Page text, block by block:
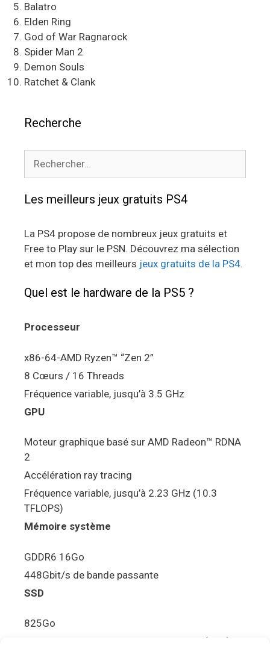
Balatro
Elden Ring
God of War Ragnarock
Spider Man 2
Demon Souls
Ratchet & Clank
Recherche
Les meilleurs jeux gratuits PS4
La PS4 propose de nombreux jeux gratuits et
Free to Play sur le PSN. Découvrez ma sélection
et mon top des meilleurs jeux gratuits de la PS4.
Quel est le hardware de la PS5 ?
Processeur
x86-64-AMD Ryzen™ “Zen 2”
8 Cœurs / 16 Threads
Fréquence variable, jusqu’à 3.5 GHz
GPU
Moteur graphique basé sur AMD Radeon™ RDNA
2
Accélération ray tracing
Fréquence variable, jusqu’à 2.23 GHz (10.3
TFLOPS)
Mémoire système
GDDR6 16Go
448Gbit/s de bande passante
SSD
825Go
5.5Gbit/s de bande passante en lecture (Brut)